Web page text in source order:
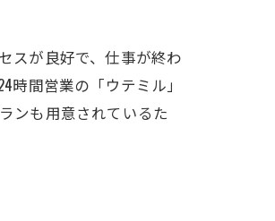
スが良好で、仕事が終わ
間営業の「ウテミル」
ンも用意されているた